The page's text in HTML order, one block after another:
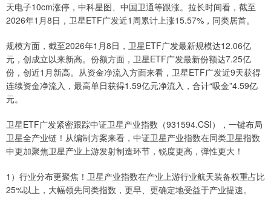
天电子10cm涨停，中科星图、中国卫通等跟涨。拉长时间看，截至
2026年1月8日，卫星ETF广发近1周累计上涨15.57%，同类居首。
规模方面，截至2026年1月8日，卫星ETF广发最新规模达12.06亿
元，创成立以来新高。份额方面，卫星ETF广发最新份额达7.25亿
份，创近1月新高。从资金净流入方面来看，卫星ETF广发近9天获得
连续资金净流入，最高单日获得1.59亿元净流入，合计“吸金”4.59亿
元。
卫星ETF广发紧密跟踪中证卫星产业指数（931594.CSI），一键布局
卫星全产业链！从编制方案来看，中证卫星产业指数在同类卫星指数
中更加聚焦卫星产业上游发射制造环节，锐度更高，弹性更大！
1）行业分布更聚焦！卫星产业指数在产业上游行业航天装备权重占比
25%以上，大幅领先同类指数，更早、更确定地受益于产业提速。